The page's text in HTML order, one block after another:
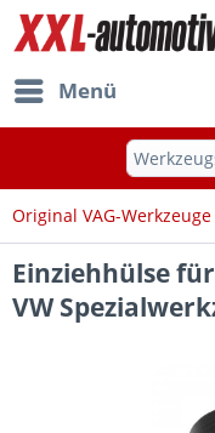
Menü
Original VAG-Werkzeuge
Einziehhülse
VW